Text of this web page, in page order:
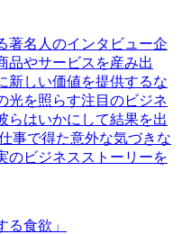
著名人のインタビュー企
品やサービスを産み出
新しい価値を提供するな
光を照らす注目のビジネ
らはいかにして結果を出
事で得た意外な気づきな
のビジネスストーリーを
食欲」